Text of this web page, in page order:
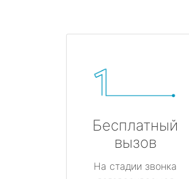
Бесплатный
вызов
На стадии звонка